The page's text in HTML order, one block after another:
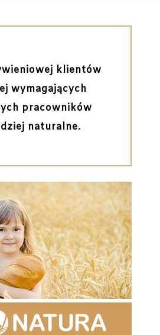
klientów
wymagających
pracowników
naturalne.